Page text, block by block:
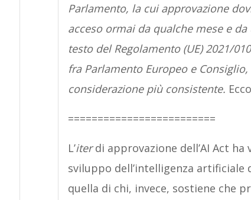
Parlamento, la cui approvazione
acceso ormai da qualche mese e
testo del Regolamento (UE) 2021/
fra Parlamento Europeo e
considerazione più consistente.
=========================
L’iterdi approvazione dell’AI Act
sviluppo dell’intelligenza artificiale
quella di chi, invece, sostiene che